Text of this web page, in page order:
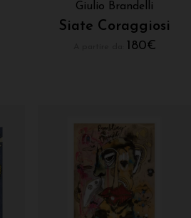
Giulio Brandelli
Siate Coraggiosi
180€